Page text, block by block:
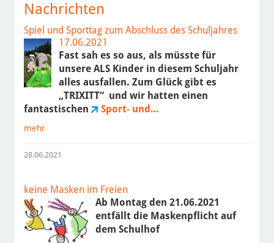
Nachrichten
Spiel und Sporttag zum Abschluss des Schuljahres
17.06.2021
Fast sah es so aus, als müsste für
unsere ALS Kinder in diesem Schuljahr
alles ausfallen. Zum Glück gibt es
„TRIXITT“ und wir hatten einen
fantastischen
Sport- und…
mehr
28.06.2021
keine Masken im Freien
Ab Montag den 21.06.2021
entfällt die Maskenpflicht auf
dem Schulhof